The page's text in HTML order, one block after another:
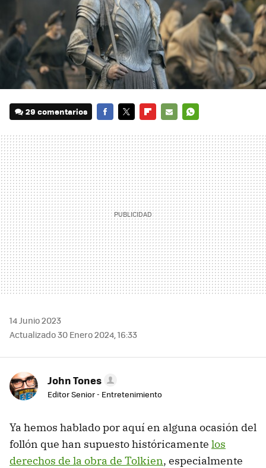
29 comentarios
MAIL
14 Junio 2023
Actualizado 30 Enero 2024, 16:33
John Tones
Editor Senior - Entretenimiento
Ya hemos hablado por aquí en alguna ocasión del
follón que han supuesto históricamente los
derechos de la obra de Tolkien, especialmente